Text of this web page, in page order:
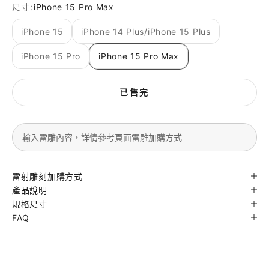
尺寸:iPhone 15 Pro Max
iPhone 15 iPhone 14 Plus/iPhone 15 Plus
iPhone 15 Pro iPhone 15 Pro Max
已售完
雷射雕刻加購方式
產品說明
規格尺寸
FAQ